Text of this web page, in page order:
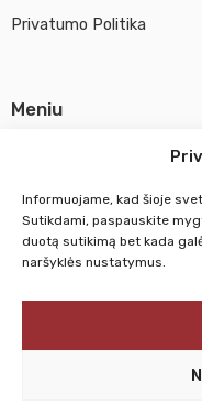
Informuojame, kad šioje
Sutikdami, paspauskite
duotą sutikimą bet kada
naršyklės nustatymus.
Privatumo Politika
Meniu
Susisiekti su mumis